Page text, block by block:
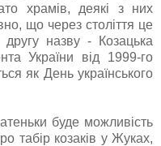
храмів, деякі з них
що через століття це
назву - Козацька
України від 1999-го
як День українського
буде можливість
табір козаків у Жуках,